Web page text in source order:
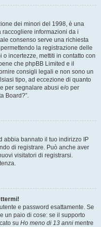
dei minori del 1998, è una
raccogliere informazioni da i
consenso serve una richiesta
la registrazione delle
incertezze, mettiti in contatto con
che phpBB Limited e il
consigli legali e non sono un
tipo, ad eccezione di quanto
per segnalare abusi e/o per
Board?”.
abbia bannato il tuo indirizzo IP
di registrare. Può anche aver
visitatori di registrarsi.
e password esattamente. Se
un paio di cose: se il supporto
su Ho meno di 13 anni mentre